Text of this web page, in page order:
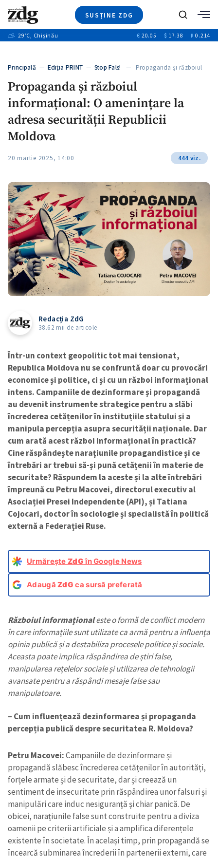
SUSȚINE ZDG
Ştiri
+11
Video
Special
Blog
Caută
29°C, Chișinău € 20.05 $ 17.38 ₽ 0.214
Principală — Ediţia PRINT — Stop Fals! — Propaganda și războiul
Propaganda și războiul
informațional: O amenințare la
adresa securității Republicii
Moldova
20 martie 2025, 14:00 444 viz.
Redacția ZdG
38.62 mii de articole
Într-un context geopolitic tot mai tensionat,
Republica Moldova nu se confruntă doar cu provocări
economice și politice, ci și cu un război informațional
intens. Campaniile de dezinformare și propagandă
au devenit instrumente strategice pentru a slăbi
încrederea cetățenilor în instituțiile statului și a
manipula percepția asupra securității naționale. Dar
cum arată acest război informațional în practică?
Cine răspândește narațiunile propagandistice și ce
întrebări ar trebui să-și pună cetățenii în materie de
securitate? Răspundem la aceste și la alte întrebări
împreună cu Petru Macovei, directorul executiv al
Asociației Presei Independente (API), și Tatiana
Cojocari, doctor în sociologie șispecialistă în politică
externă a Federației Ruse.
Urmărește ZdGîn Google News
AdaugăZdG ca sursă preferată
Războiul informaționaleste o formă de conflict modern
în care informațiile sunt utilizate ca armă pentru a influența
opinia publică și a destabiliza procesele politice și sociale.
Aceasta poate implica răspândirea de știri false,
manipularea rețelelor sociale și utilizarea de tehnologii
avansate pentru a răspândi mesaje false sau
manipulatoare.
– Cum influențează dezinformarea și propaganda
percepția publică despre securitatea R. Moldova?
Petru Macovei:Campaniile de dezinformare și
propagandă slăbesc încrederea cetățenilor în autorități,
forțele armate și de securitate, dar și creează un
sentiment de insecuritate prin răspândirea unor falsuri și
manipulări care induc nesiguranță și chiar panică. De
obicei, narațiunile false sunt construite pentru a diviza
oamenii pe criterii artificiale și a amplifica diferențele
existente în societate. În același timp, prin propagandă se
încearcă subminarea încrederii în partenerii externi, care